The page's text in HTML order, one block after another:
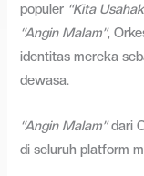
populer “Kita
“Angin Malam”,
identitas mereka
dewasa.
“Angin Malam”dari
di seluruh platform